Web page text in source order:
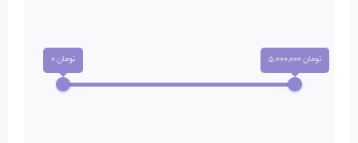
تومان 0 تومان 5,000,000